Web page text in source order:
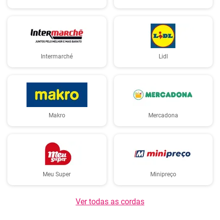
Intermarché Lidl
Makro Mercadona
Meu Super Minipreço
Ver todas as cordas